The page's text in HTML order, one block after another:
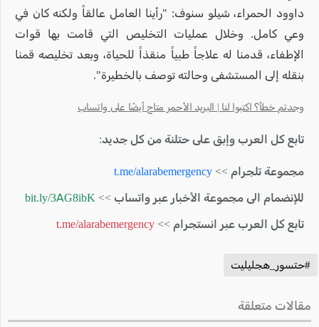
داوود الحمراء، شيلو سنوف: "رأينا العامل عالقاً ولكنه كان في
وعي كامل. وخلال عمليات التخليص التي قامت بها قوات
الإطفاء، قدمنا له علاجاً طبياً منقذاً للحياة، وبعد تخليصه قمنا
بنقله إلى المستشفى وحالته توصف بالخطيرة".
وجدتم خطأ؟ اكتبوا لنا | البريد الأحمر متاح أيضًا على واتساب
تابع كل العرب وإبق على حتلنة من كل جديد:
مجموعة تلجرام >> t.me/alarabemergency
للإنضمام الى مجموعة الأخبار عبر واتساب >> bit.ly/3AG8ibK
تابع كل العرب عبر انستجرام >> t.me/alarabemergency
#حتسور_هجليليت
مقالات متعلقة